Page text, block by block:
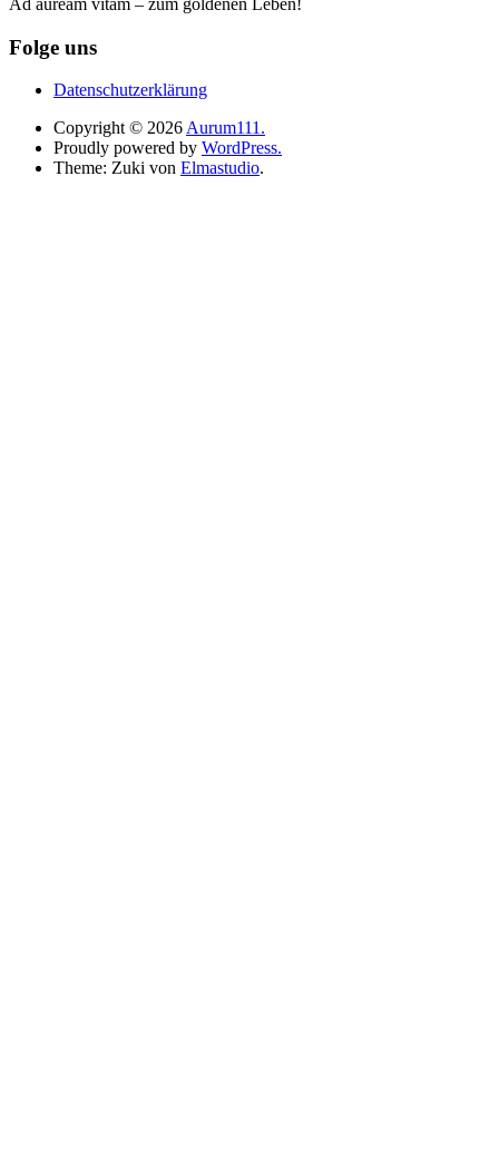
Folge uns
Datenschutzerklärung
Copyright © 2026 Aurum111.
Proudly powered by WordPress.
Theme: Zuki von Elmastudio.